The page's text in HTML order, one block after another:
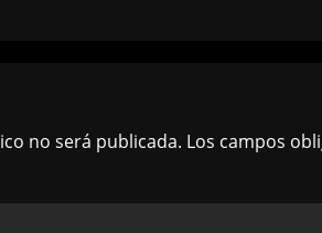
no será publicada. Los campos